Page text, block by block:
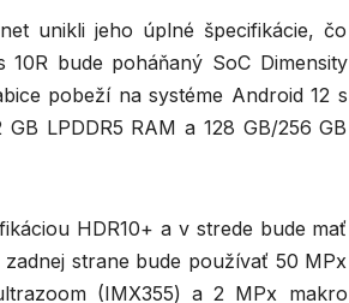
unikli jeho úplné špecifikácie, čo
bude poháňaný SoC Dimensity
pobeží na systéme Android 12 s
LPDDR5 RAM a 128 GB/256 GB
HDR10+ a v strede bude mať
strane bude používať 50 MPx
(IMX355) a 2 MPx makro